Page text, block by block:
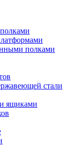
полками
стали
ящиками